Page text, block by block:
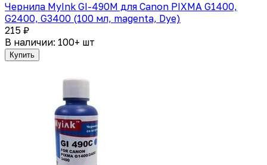
Чернила MyInk GI-490M для Canon PIXMA G1400,
G2400, G3400 (100 мл, magenta, Dye)
215 ₽
В наличии: 100+ шт
Купить